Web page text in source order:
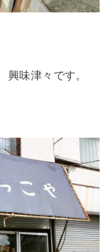
興味津々です。